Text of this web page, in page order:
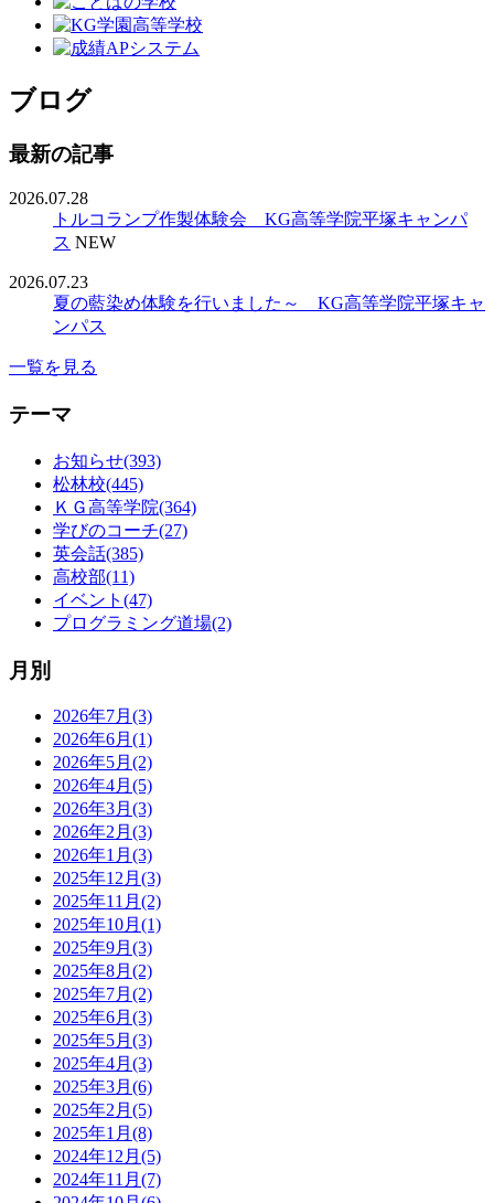
ブログ
最新の記事
2026.07.28
トルコランプ作製体験会 KG高等学院平塚キャンパ
ス NEW
2026.07.23
夏の藍染め体験を行いました～ KG高等学院平塚キャ
ンパス
一覧を見る
テーマ
お知らせ(393)
松林校(445)
ＫＧ高等学院(364)
学びのコーチ(27)
英会話(385)
高校部(11)
イベント(47)
プログラミング道場(2)
月別
2026年7月(3)
2026年6月(1)
2026年5月(2)
2026年4月(5)
2026年3月(3)
2026年2月(3)
2026年1月(3)
2025年12月(3)
2025年11月(2)
2025年10月(1)
2025年9月(3)
2025年8月(2)
2025年7月(2)
2025年6月(3)
2025年5月(3)
2025年4月(3)
2025年3月(6)
2025年2月(5)
2025年1月(8)
2024年12月(5)
2024年11月(7)